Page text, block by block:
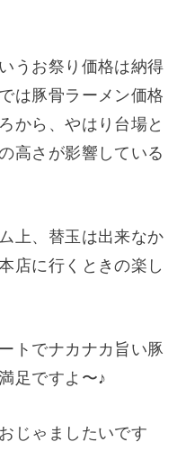
うお祭り価格は納得
は豚骨ラーメン価格
から、やはり台場と
高さが影響している
上、替玉は出来なか
店に行くときの楽し
トでナカナカ旨い豚
足ですよ〜♪
じゃましたいです